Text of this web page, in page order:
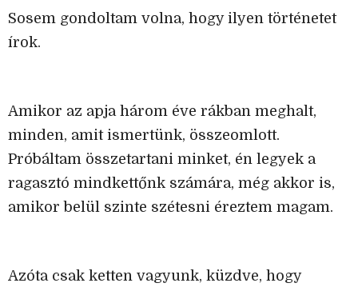
Sosem gondoltam volna, hogy ilyen történetet
írok.
Amikor az apja három éve rákban meghalt,
minden, amit ismertünk, összeomlott.
Próbáltam összetartani minket, én legyek a
ragasztó mindkettőnk számára, még akkor is,
amikor belül szinte szétesni éreztem magam.
Azóta csak ketten vagyunk, küzdve, hogy